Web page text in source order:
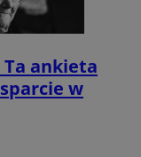
Ta ankieta
w